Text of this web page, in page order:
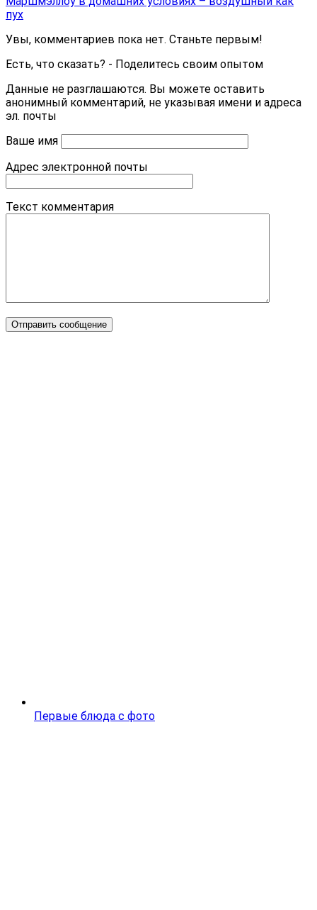
пух
Увы, комментариев пока нет. Станьте первым!
Есть, что сказать? - Поделитесь своим опытом
Данные не разглашаются. Вы можете оставить
анонимный комментарий, не указывая имени и адреса
эл. почты
Ваше имя
Адрес электронной почты
Текст комментария
Первые блюда с фото